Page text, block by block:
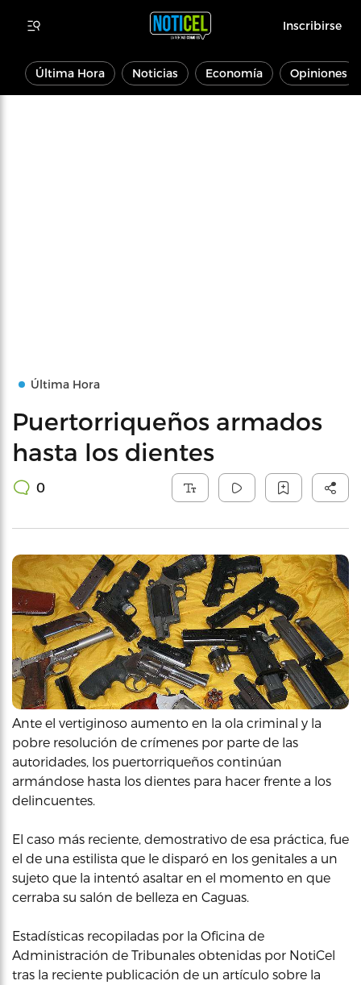
Inscribirse
Última Hora Noticias Economía Opiniones
Última Hora
Puertorriqueños armados
hasta los dientes
0
Ante el vertiginoso aumento en la ola criminal y la
pobre resolución de crímenes por parte de las
autoridades, los puertorriqueños continúan
armándose hasta los dientes para hacer frente a los
delincuentes.
El caso más reciente, demostrativo de esa práctica, fue
el de una estilista que le disparó en los genitales a un
sujeto que la intentó asaltar en el momento en que
cerraba su salón de belleza en Caguas.
Estadísticas recopiladas por la Oficina de
Administración de Tribunales obtenidas por NotiCel
tras la reciente publicación de un artículo sobre la